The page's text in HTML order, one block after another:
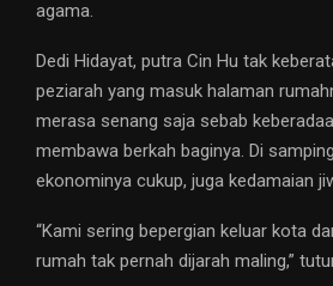
agama.
Dedi Hidayat, putra Cin Hu tak
peziarah yang masuk halaman
merasa senang saja sebab
membawa berkah baginya. Di
ekonominya cukup, juga kedamaian
“Kami sering bepergian keluar kota
rumah tak pernah dijarah maling,”